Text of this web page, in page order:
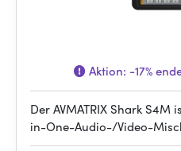
Aktion: -17%
Der AVMATRIX Shark
in-One-Audio-/Video-